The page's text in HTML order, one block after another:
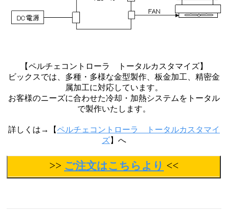
【ペルチェコントローラ トータルカスタマイズ】
ビックスでは、多種・多様な金型製作、板金加工、精密金
属加工に対応しています。
お客様のニーズに合わせた冷却・加熱システムをトータル
で製作いたします。
詳しくは→【ペルチェコントローラ トータルカスタマイ
ズ】へ
>> ご注文はこちらより <<